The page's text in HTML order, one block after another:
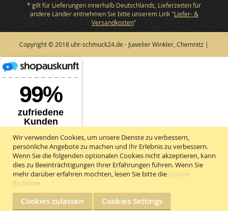
* gilt für Lieferungen innerhalb Deutschlands, Lieferzeiten für
andere Länder entnehmen Sie bitte unserem Link "Liefer- &
Versandkosten"
Copyright © 2018 uhr-schmuck24.de - Juwelier Winkler, Chemnitz |
Wir verwenden Cookies, um unsere Dienste zu verbessern,
persönliche Angebote zu machen und Ihr Erlebnis zu verbessern.
Wenn Sie die folgenden optionalen Cookies nicht akzeptieren, kann
dies zu Beeinträchtigungen Ihrer Erfahrungen führen. Wenn Sie
mehr darüber erfahren möchten, lesen Sie bitte die Cookie-
Richtlinie
Cookies zulassen Cookies Settings